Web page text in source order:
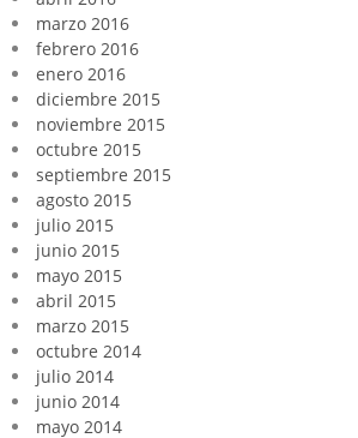
marzo 2016
febrero 2016
enero 2016
diciembre 2015
noviembre 2015
octubre 2015
septiembre 2015
agosto 2015
julio 2015
junio 2015
mayo 2015
abril 2015
marzo 2015
octubre 2014
julio 2014
junio 2014
mayo 2014